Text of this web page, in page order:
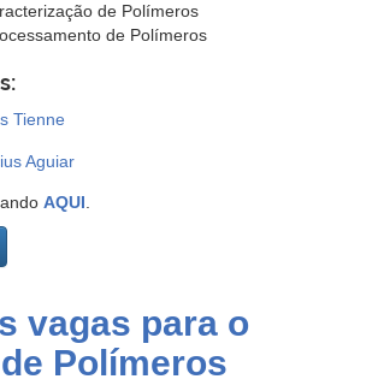
de Polímeros
de Polímeros
Tienne
Aguiar
AQUI
vagas para o
Polímeros